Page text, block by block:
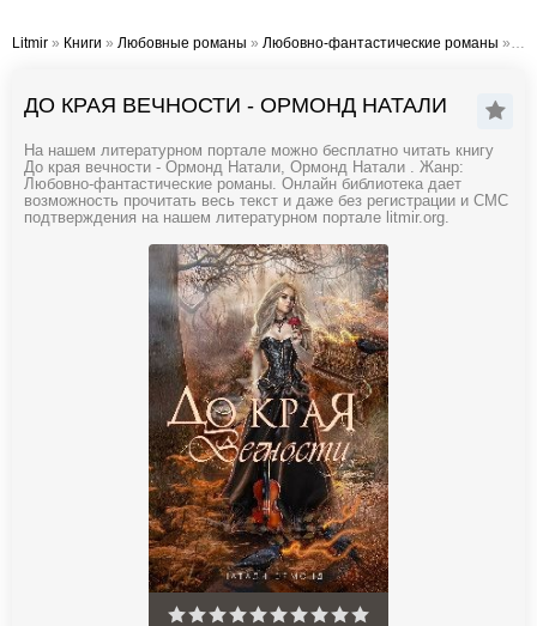
Litmir » Книги » Любовные романы » Любовно-фантастические романы » До края вечности - Ормонд Натали
ДО КРАЯ ВЕЧНОСТИ - ОРМОНД НАТАЛИ
На нашем литературном портале можно бесплатно читать книгу
До края вечности - Ормонд Натали, Ормонд Натали . Жанр:
Любовно-фантастические романы. Онлайн библиотека дает
возможность прочитать весь текст и даже без регистрации и СМС
подтверждения на нашем литературном портале litmir.org.